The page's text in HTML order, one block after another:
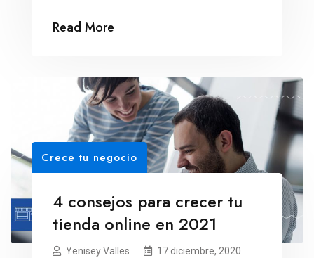
Read More
Crece tu negocio
4 consejos para crecer tu
tienda online en 2021
Yenisey Valles
17 diciembre, 2020